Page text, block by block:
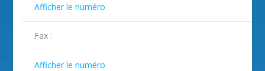
Afficher le numéro
Fax :
Afficher le numéro